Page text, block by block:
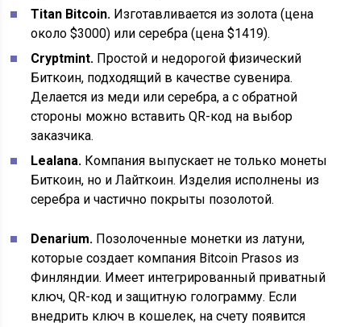
Titan Bitcoin. Изготавливается из золота (цена
около $3000) или серебра (цена $1419).
Cryptmint. Простой и недорогой физический
Биткоин, подходящий в качестве сувенира.
Делается из меди или серебра, а с обратной
стороны можно вставить QR-код на выбор
заказчика.
Lealana. Компания выпускает не только монеты
Биткоин, но и Лайткоин. Изделия исполнены из
серебра и частично покрыты позолотой.
Denarium. Позолоченные монетки из латуни,
которые создает компания Bitcoin Prasos из
Финляндии. Имеет интегрированный приватный
ключ, QR-код и защитную голограмму. Если
внедрить ключ в кошелек, на счету появится